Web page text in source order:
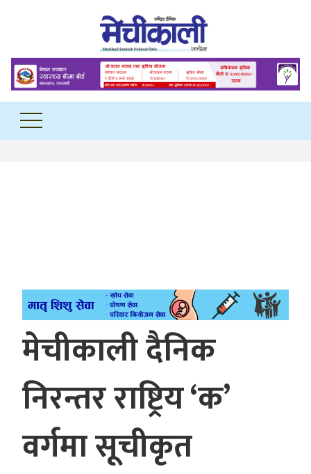
मेचीकाली दैनिक
निरन्तर राष्ट्रिय ‘क’
वर्गमा सूचीकृत